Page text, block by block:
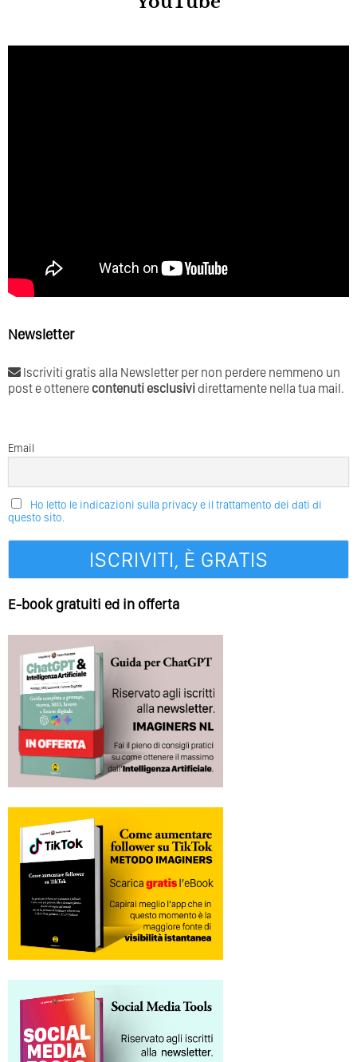
Newsletter
Iscriviti gratis alla Newsletter per non perdere nemmeno un
post e ottenerecontenuti esclusividirettamente nella tua mail.
Email
Ho letto le indicazioni sulla privacy e il trattamento dei dati di
questo sito.
E-book gratuiti ed in offerta